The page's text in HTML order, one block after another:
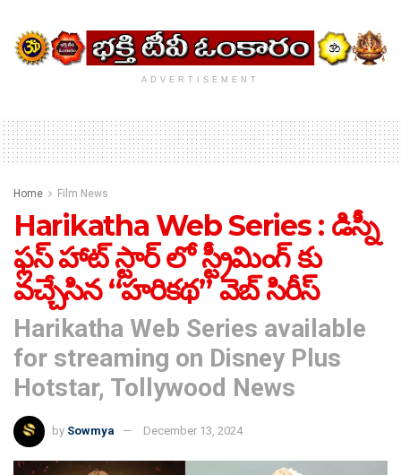
ADVERTISEMENT
Home Film News
Harikatha Web Series : డిస్నీ
ఫ్లస్ హాట్ స్టార్ లో స్ట్రీమింగ్ కు
వచ్చేసిన “హరికథ” వెబ్ సిరీస్
Harikatha Web Series available
for streaming on Disney Plus
Hotstar, Tollywood News
by Sowmya December 13, 2024